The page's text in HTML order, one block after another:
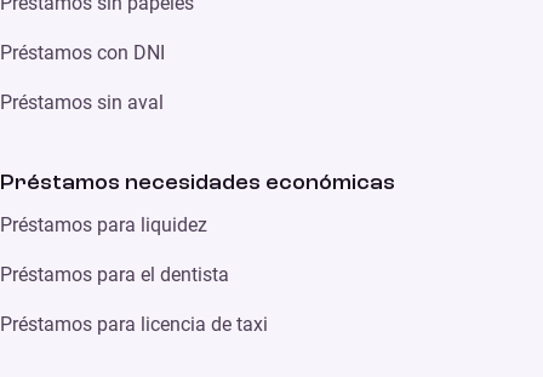
Préstamos con DNI
Préstamos sin aval
Préstamos necesidades económicas
Préstamos para liquidez
Préstamos para el dentista
Préstamos para licencia de taxi